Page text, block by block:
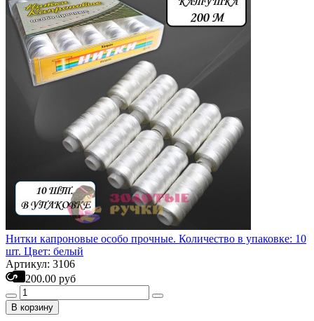
Нитки капроновые особо прочные. Количество в упаковке: 10
шт. Цвет: белый
Артикул: 3106
200.00 руб
В корзину